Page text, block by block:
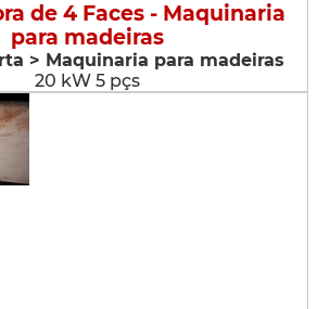
de 4 Faces - Maquinaria
para madeiras
> Maquinaria para madeiras
20 kW 5 pçs